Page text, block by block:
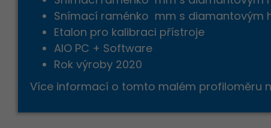
Snímací raménko mm s diamantovým
Etalon pro kalibraci přístroje
AIO PC + Software
Rok výroby 2020
Více informací o tomto malém profiloměru